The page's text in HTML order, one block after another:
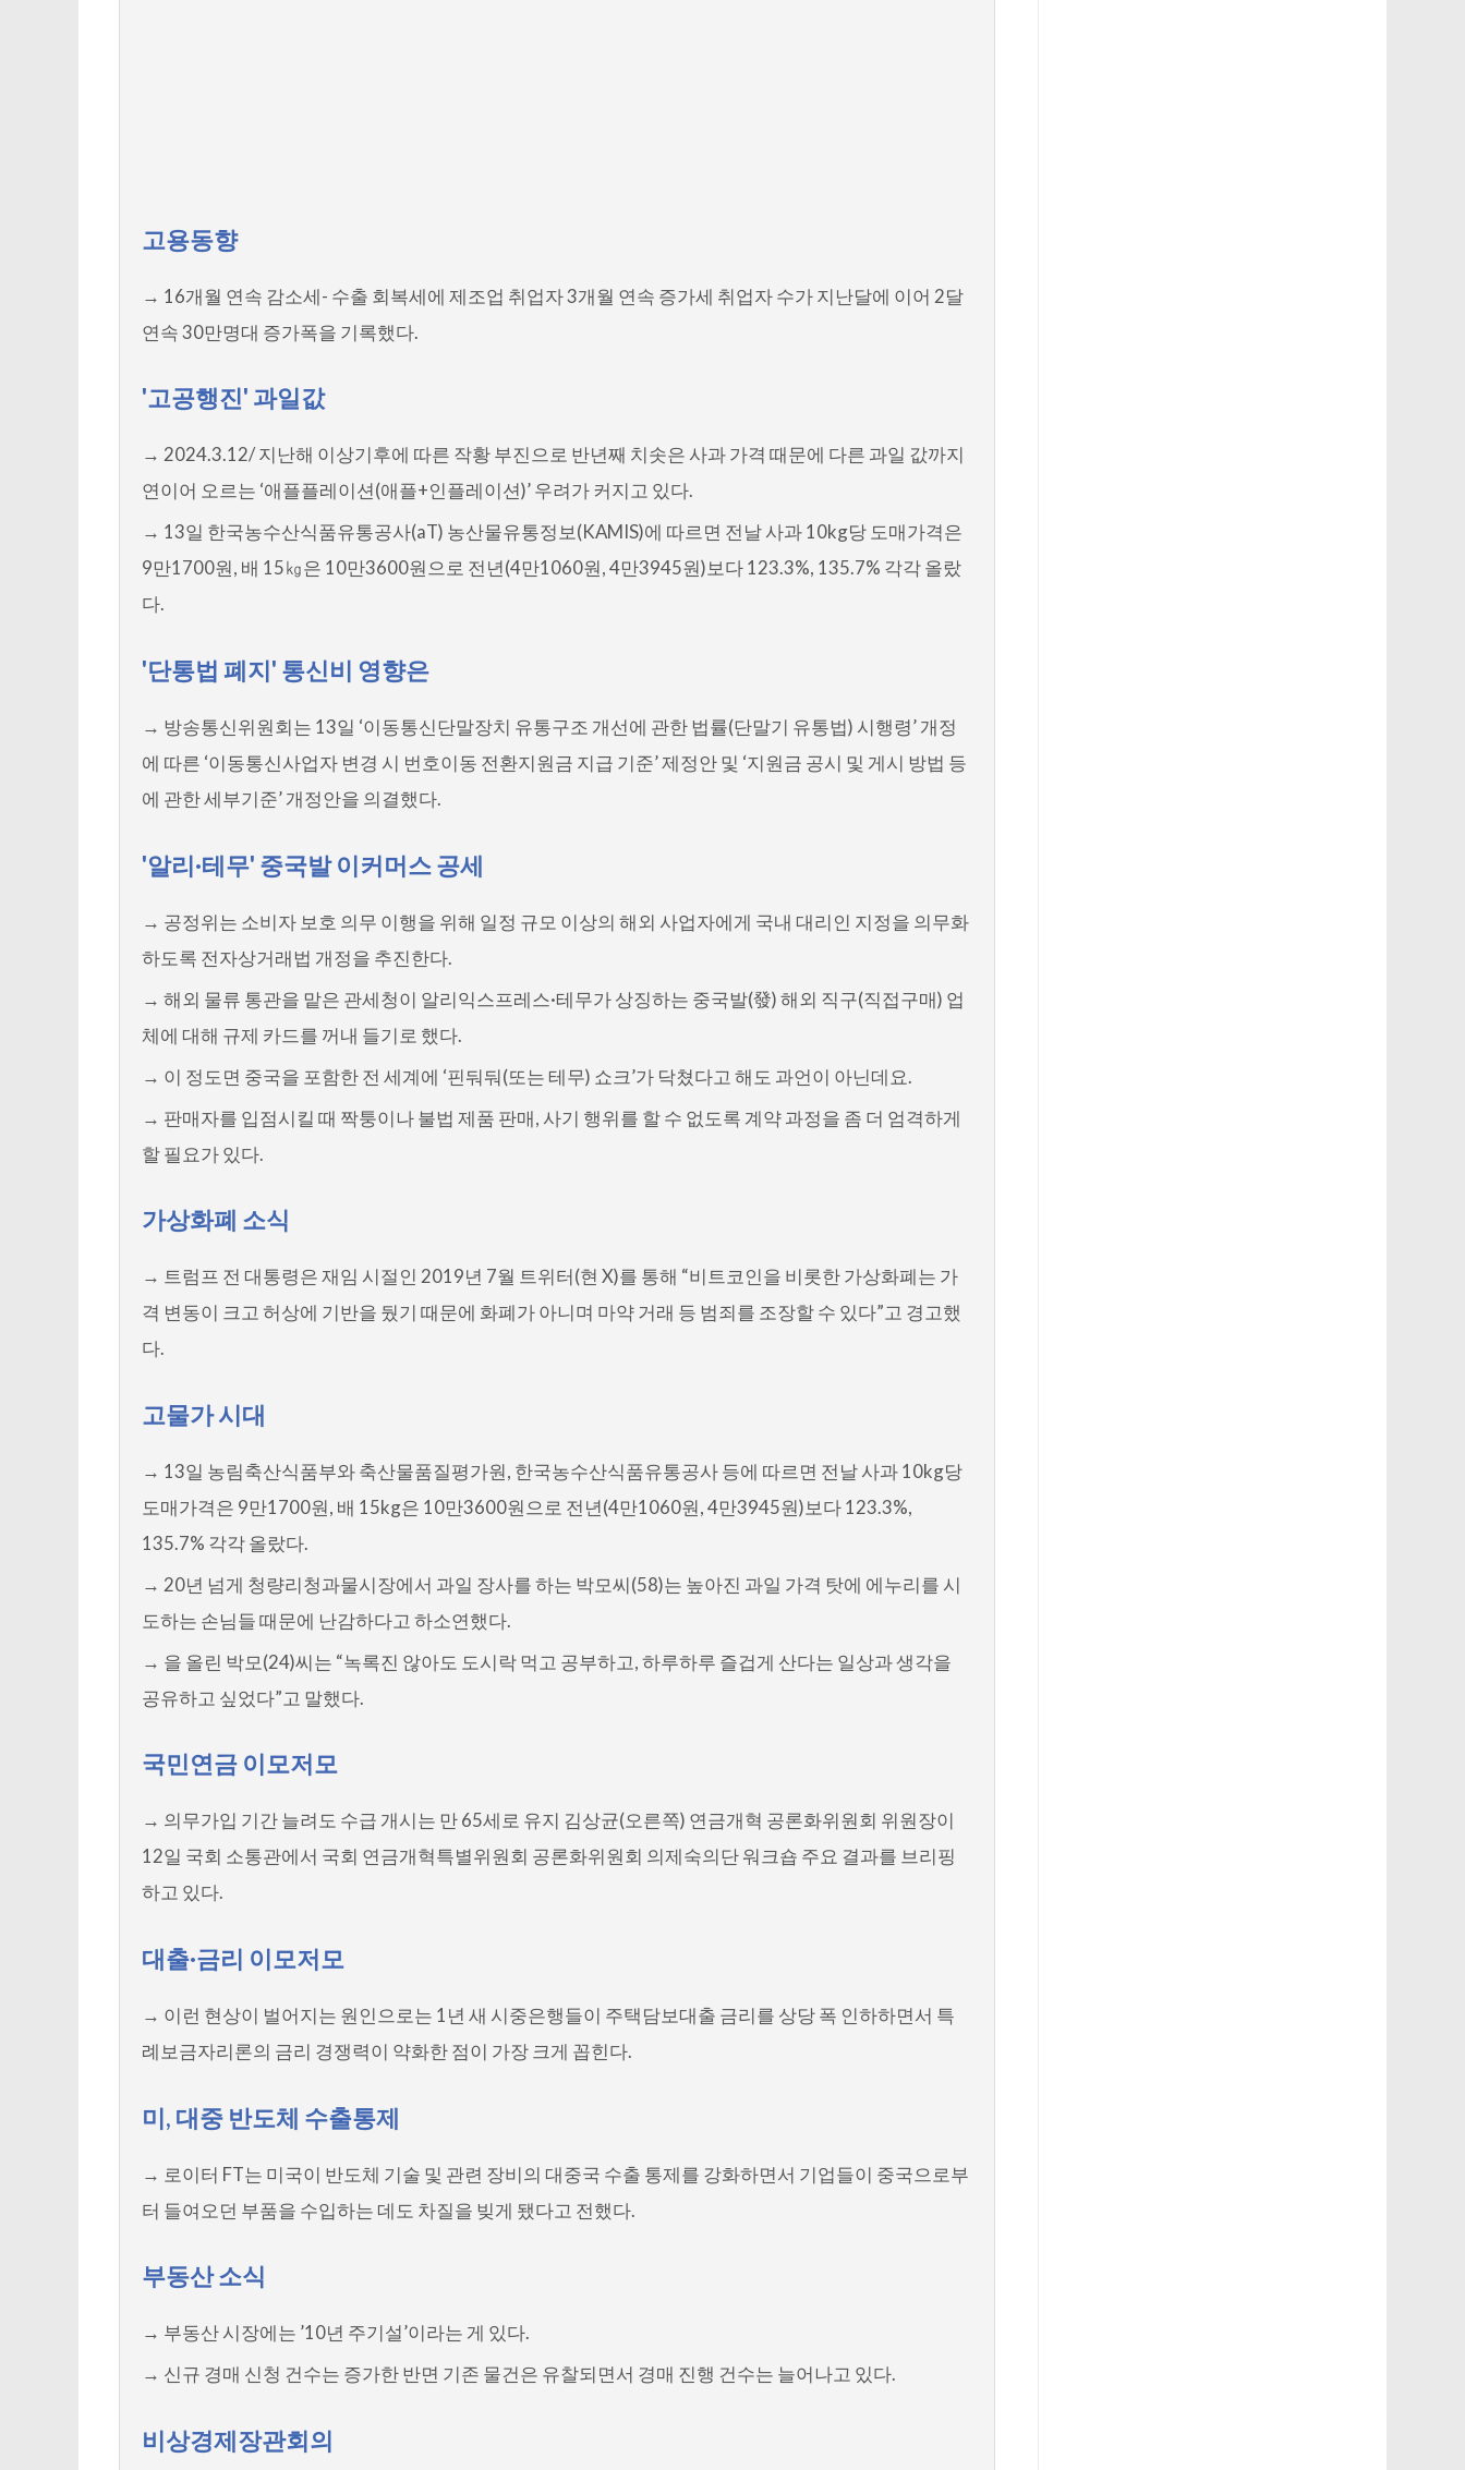
고용동향
→ 16개월 연속 감소세- 수출 회복세에 제조업 취업자 3개월 연속 증가세 취업자 수가 지난달에 이어 2달
연속 30만명대 증가폭을 기록했다.
'고공행진' 과일값
→ 2024.3.12/ 지난해 이상기후에 따른 작황 부진으로 반년째 치솟은 사과 가격 때문에 다른 과일 값까지
연이어 오르는 ‘애플플레이션(애플+인플레이션)’ 우려가 커지고 있다.
→ 13일 한국농수산식품유통공사(aT) 농산물유통정보(KAMIS)에 따르면 전날 사과 10kg당 도매가격은
9만1700원, 배 15㎏은 10만3600원으로 전년(4만1060원, 4만3945원)보다 123.3%, 135.7% 각각 올랐
다.
'단통법 폐지' 통신비 영향은
→ 방송통신위원회는 13일 ‘이동통신단말장치 유통구조 개선에 관한 법률(단말기 유통법) 시행령’ 개정
에 따른 ‘이동통신사업자 변경 시 번호이동 전환지원금 지급 기준’ 제정안 및 ‘지원금 공시 및 게시 방법 등
에 관한 세부기준’ 개정안을 의결했다.
'알리·테무' 중국발 이커머스 공세
→ 공정위는 소비자 보호 의무 이행을 위해 일정 규모 이상의 해외 사업자에게 국내 대리인 지정을 의무화
하도록 전자상거래법 개정을 추진한다.
→ 해외 물류 통관을 맡은 관세청이 알리익스프레스·테무가 상징하는 중국발(發) 해외 직구(직접구매) 업
체에 대해 규제 카드를 꺼내 들기로 했다.
→ 이 정도면 중국을 포함한 전 세계에 ‘핀둬둬(또는 테무) 쇼크’가 닥쳤다고 해도 과언이 아닌데요.
→ 판매자를 입점시킬 때 짝퉁이나 불법 제품 판매, 사기 행위를 할 수 없도록 계약 과정을 좀 더 엄격하게
할 필요가 있다.
가상화폐 소식
→ 트럼프 전 대통령은 재임 시절인 2019년 7월 트위터(현 X)를 통해 “비트코인을 비롯한 가상화폐는 가
격 변동이 크고 허상에 기반을 뒀기 때문에 화폐가 아니며 마약 거래 등 범죄를 조장할 수 있다”고 경고했
다.
고물가 시대
→ 13일 농림축산식품부와 축산물품질평가원, 한국농수산식품유통공사 등에 따르면 전날 사과 10kg당
도매가격은 9만1700원, 배 15kg은 10만3600원으로 전년(4만1060원, 4만3945원)보다 123.3%,
135.7% 각각 올랐다.
→ 20년 넘게 청량리청과물시장에서 과일 장사를 하는 박모씨(58)는 높아진 과일 가격 탓에 에누리를 시
도하는 손님들 때문에 난감하다고 하소연했다.
→ 을 올린 박모(24)씨는 “녹록진 않아도 도시락 먹고 공부하고, 하루하루 즐겁게 산다는 일상과 생각을
공유하고 싶었다”고 말했다.
국민연금 이모저모
→ 의무가입 기간 늘려도 수급 개시는 만 65세로 유지 김상균(오른쪽) 연금개혁 공론화위원회 위원장이
12일 국회 소통관에서 국회 연금개혁특별위원회 공론화위원회 의제숙의단 워크숍 주요 결과를 브리핑
하고 있다.
대출·금리 이모저모
→ 이런 현상이 벌어지는 원인으로는 1년 새 시중은행들이 주택담보대출 금리를 상당 폭 인하하면서 특
례보금자리론의 금리 경쟁력이 약화한 점이 가장 크게 꼽힌다.
미, 대중 반도체 수출통제
→ 로이터 FT는 미국이 반도체 기술 및 관련 장비의 대중국 수출 통제를 강화하면서 기업들이 중국으로부
터 들여오던 부품을 수입하는 데도 차질을 빚게 됐다고 전했다.
부동산 소식
→ 부동산 시장에는 ’10년 주기설’이라는 게 있다.
→ 신규 경매 신청 건수는 증가한 반면 기존 물건은 유찰되면서 경매 진행 건수는 늘어나고 있다.
비상경제장관회의